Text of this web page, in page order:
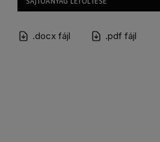
.docx fájl .pdf fájl